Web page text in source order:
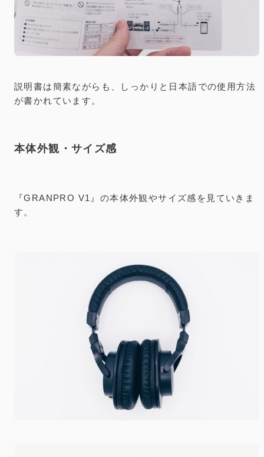
説明書は簡素ながらも、しっかりと日本語での使用方法
が書かれています。
本体外観・サイズ感
『GRANPRO V1』の本体外観やサイズ感を見ていきま
す。